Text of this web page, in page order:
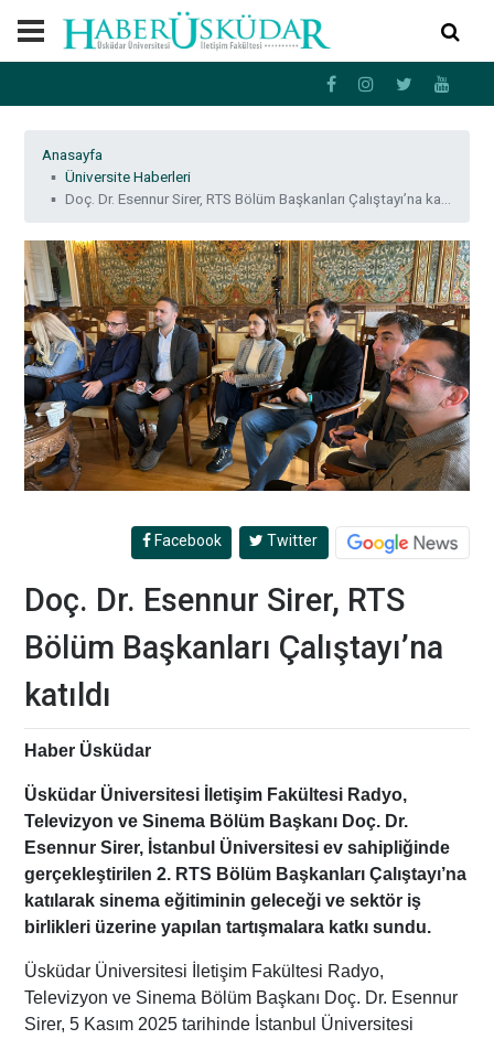
Anasayfa
Üniversite Haberleri
Doç. Dr. Esennur Sirer, RTS Bölüm Başkanları Çalıştayı’na katıldı
Facebook Twitter
Doç. Dr. Esennur Sirer, RTS
Bölüm Başkanları Çalıştayı’na
katıldı
Haber Üsküdar
Üsküdar Üniversitesi İletişim Fakültesi Radyo,
Televizyon ve Sinema Bölüm Başkanı Doç. Dr.
Esennur Sirer, İstanbul Üniversitesi ev sahipliğinde
gerçekleştirilen 2. RTS Bölüm Başkanları Çalıştayı’na
katılarak sinema eğitiminin geleceği ve sektör iş
birlikleri üzerine yapılan tartışmalara katkı sundu.
Üsküdar Üniversitesi İletişim Fakültesi Radyo,
Televizyon ve Sinema Bölüm Başkanı Doç. Dr. Esennur
Sirer, 5 Kasım 2025 tarihinde İstanbul Üniversitesi